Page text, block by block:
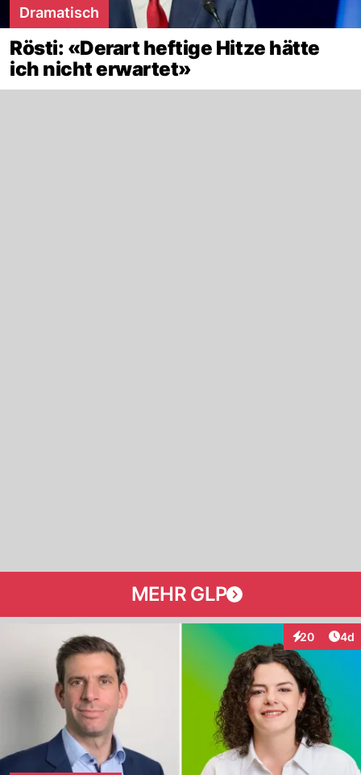
Dramatisch
Rösti: «Derart heftige Hitze hätte
ich nicht erwartet»
MEHR GLP
20
Interaktionen
4d